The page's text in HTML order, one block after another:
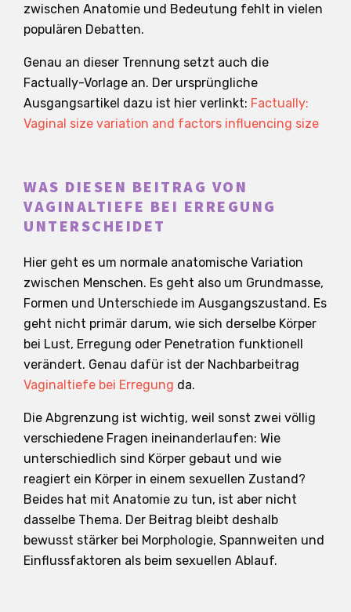
zwischen Anatomie und Bedeutung fehlt in vielen
populären Debatten.
Genau an dieser Trennung setzt auch die
Factually-Vorlage an. Der ursprüngliche
Ausgangsartikel dazu ist hier verlinkt: Factually:
Vaginal size variation and factors influencing size
WAS DIESEN BEITRAG VON
VAGINALTIEFE BEI ERREGUNG
UNTERSCHEIDET
Hier geht es um normale anatomische Variation
zwischen Menschen. Es geht also um Grundmasse,
Formen und Unterschiede im Ausgangszustand. Es
geht nicht primär darum, wie sich derselbe Körper
bei Lust, Erregung oder Penetration funktionell
verändert. Genau dafür ist der Nachbarbeitrag
Vaginaltiefe bei Erregung da.
Die Abgrenzung ist wichtig, weil sonst zwei völlig
verschiedene Fragen ineinanderlaufen: Wie
unterschiedlich sind Körper gebaut und wie
reagiert ein Körper in einem sexuellen Zustand?
Beides hat mit Anatomie zu tun, ist aber nicht
dasselbe Thema. Der Beitrag bleibt deshalb
bewusst stärker bei Morphologie, Spannweiten und
Einflussfaktoren als beim sexuellen Ablauf.